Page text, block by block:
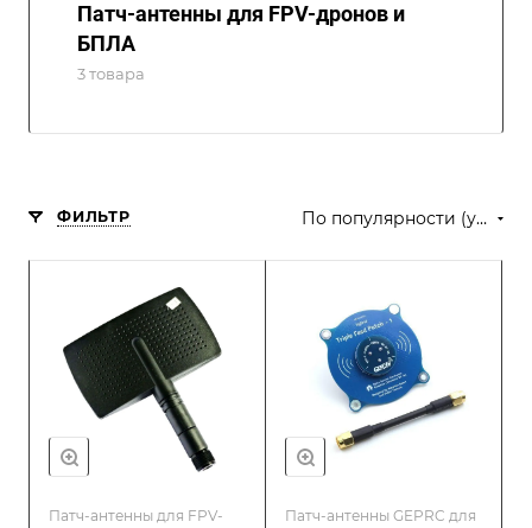
Патч-антенны для FPV-дронов и
БПЛА
3 товара
ФИЛЬТР По популярности (убывание)
Патч-антенны для FPV-
Патч-антенны GEPRC для